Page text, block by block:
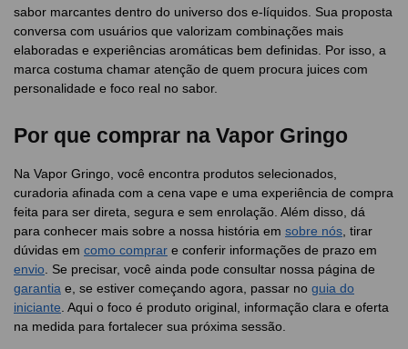
sabor marcantes dentro do universo dos e-líquidos. Sua proposta
conversa com usuários que valorizam combinações mais
elaboradas e experiências aromáticas bem definidas. Por isso, a
marca costuma chamar atenção de quem procura juices com
personalidade e foco real no sabor.
Por que comprar na Vapor Gringo
Na Vapor Gringo, você encontra produtos selecionados,
curadoria afinada com a cena vape e uma experiência de compra
feita para ser direta, segura e sem enrolação. Além disso, dá
para conhecer mais sobre a nossa história em sobre nós , tirar
dúvidas em como comprar e conferir informações de prazo em
envio . Se precisar, você ainda pode consultar nossa página de
garantia e, se estiver começando agora, passar no guia do
iniciante . Aqui o foco é produto original, informação clara e oferta
na medida para fortalecer sua próxima sessão.